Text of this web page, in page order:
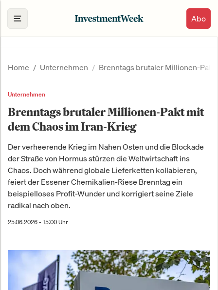
Abo
Home Unternehmen Brenntags brutaler Millionen-
Unternehmen
Brenntags brutaler Millionen-Pakt mit
dem Chaos im Iran-Krieg
Der verheerende Krieg im Nahen Osten und die Blockade
der Straße von Hormus stürzen die Weltwirtschaft ins
Chaos. Doch während globale Lieferketten kollabieren,
feiert der Essener Chemikalien-Riese Brenntag ein
beispielloses Profit-Wunder und korrigiert seine Ziele
radikal nach oben.
25.06.2026 - 15:00 Uhr